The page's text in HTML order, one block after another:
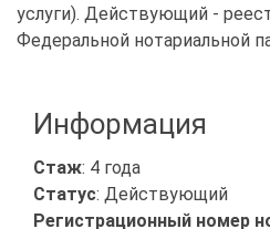
услуги). Действующий -
Федеральной нотариальной
Информация
Стаж: 4 года
Статус: Действующий
Регистрационный номер